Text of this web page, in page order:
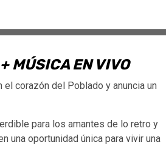
EN VIVO
corazón del Poblado y anuncia un
para los amantes de lo retro y
una oportunidad única para vivir una